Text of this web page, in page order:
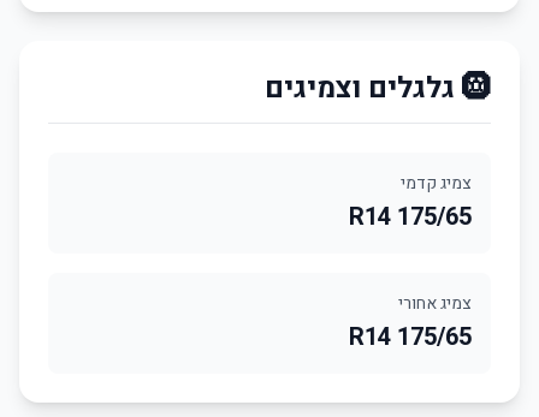
🛞 גלגלים וצמיגים
צמיג קדמי
175/65 R14
צמיג אחורי
175/65 R14